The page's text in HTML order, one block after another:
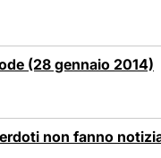
(28 gennaio 2014)
non fanno